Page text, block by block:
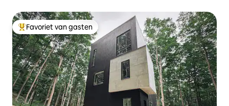
Topfavoriet van gasten
Favoriet van gasten